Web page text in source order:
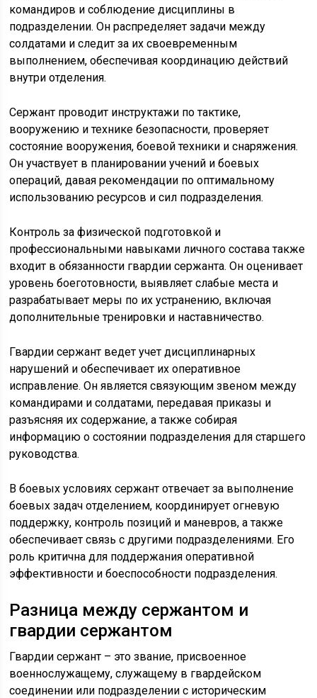
командиров и соблюдение дисциплины в
подразделении. Он распределяет задачи между
солдатами и следит за их своевременным
выполнением, обеспечивая координацию действий
внутри отделения.
Сержант проводит инструктажи по тактике,
вооружению и технике безопасности, проверяет
состояние вооружения, боевой техники и снаряжения.
Он участвует в планировании учений и боевых
операций, давая рекомендации по оптимальному
использованию ресурсов и сил подразделения.
Контроль за физической подготовкой и
профессиональными навыками личного состава также
входит в обязанности гвардии сержанта. Он оценивает
уровень боеготовности, выявляет слабые места и
разрабатывает меры по их устранению, включая
дополнительные тренировки и наставничество.
Гвардии сержант ведет учет дисциплинарных
нарушений и обеспечивает их оперативное
исправление. Он является связующим звеном между
командирами и солдатами, передавая приказы и
разъясняя их содержание, а также собирая
информацию о состоянии подразделения для старшего
руководства.
В боевых условиях сержант отвечает за выполнение
боевых задач отделением, координирует огневую
поддержку, контроль позиций и маневров, а также
обеспечивает связь с другими подразделениями. Его
роль критична для поддержания оперативной
эффективности и боеспособности подразделения.
Разница между сержантом и
гвардии сержантом
Гвардии сержант – это звание, присвоенное
военнослужащему, служащему в гвардейском
соединении или подразделении с историческим